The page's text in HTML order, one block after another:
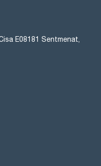
E08181 Sentmenat,